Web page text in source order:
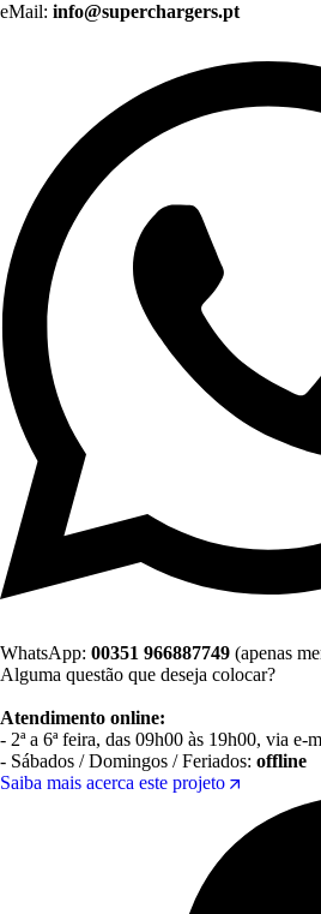
eMail: info@superchargers.pt
WhatsApp: 00351 966887749 (apenas
Alguma questão que deseja colocar?
Atendimento online:
- 2ª a 6ª feira, das 09h00 às 19h00, via e-
- Sábados / Domingos / Feriados: offline
Saiba mais acerca este projeto